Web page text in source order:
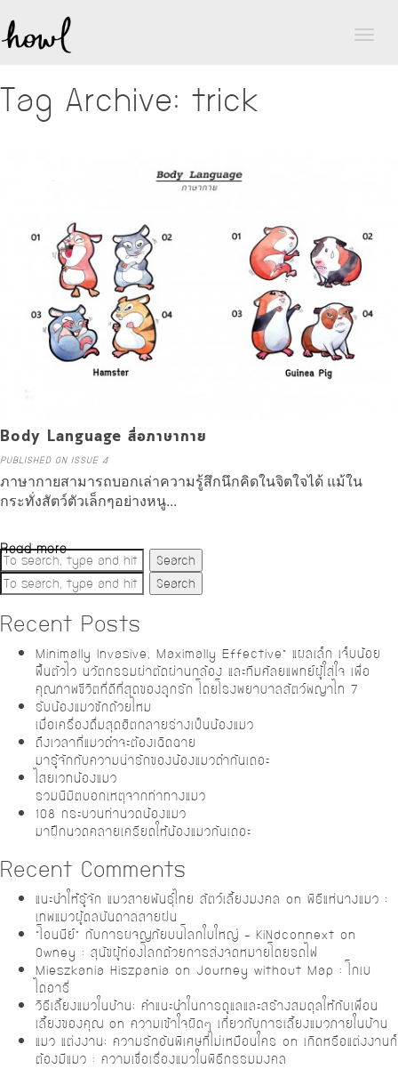
Tag Archive: trick
Body Language สื่อภาษากาย
PUBLISHED ON ISSUE 4
ภาษากายสามารถบอกเล่าความรู้สึกนึกคิดในจิตใจได้ แม้ใน
กระทั่งสัตว์ตัวเล็กๆอย่างหนู...
Read more
Search
Search
Recent Posts
Minimally Invasive, Maximally Effective” แผลเล็ก เจ็บน้อย
ฟื้นตัวไว นวัตกรรมผ่าตัดผ่านกล้อง และทีมศัลยแพทย์ผู้ใส่ใจ เพื่อ
คุณภาพชีวิตที่ดีที่สุดของลูกรัก โดยโรงพยาบาลสัตว์พญาไท 7
รับน้องแมวซักถ้วยไหม
เมื่อเครื่องดื่มสุดฮิตกลายร่างเป็นน้องแมว
ถึงเวลาที่แมวดำจะต้องเฉิดฉาย
มารู้จักกับความน่ารักของน้องแมวดำกันเถอะ
ไสยเวทน้องแมว
รวมนิมิตบอกเหตุจากท่าทางแมว
108 กระบวนท่านวดน้องแมว
มาฝึกนวดคลายเครียดให้น้องแมวกันเถอะ
Recent Comments
แนะนำให้รู้จัก แมวสายพันธุ์ไทย สัตว์เลี้ยงมงคล on พิธีแห่นางแมว :
เทพแมวผู้ดลบันดาลสายฝน
“โอนนีย์” กับการผจญภัยบนโลกใบใหญ่ – KiNdconnext on
Owney : สุนัขผู้ท่องโลกด้วยการส่งจดหมายโดยรถไฟ
Mieszkania Hiszpania on Journey without Map : โกเบ
ไดอารี่
วิธีเลี้ยงแมวในบ้าน: คำแนะนำในการดูแลและสร้างสมดุลให้กับเพื่อน
เลี้ยงของคุณ on ความเข้าใจผิดๆ เกี่ยวกับการเลี้ยงแมวภายในบ้าน
แมว แต่งงาน: ความรักอันพิเศษที่ไม่เหมือนใคร on เกิดหรือแต่งงานก็
ต้องมีแมว : ความเชื่อเรื่องแมวในพิธีกรรมมงคล